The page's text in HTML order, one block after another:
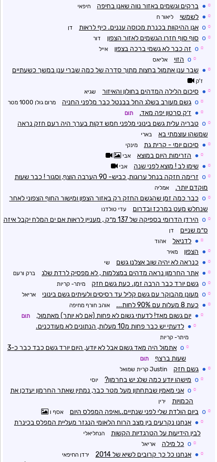
☼
● ברקים וגשמים באזור נווה שאנן בחיפה חיפאי
☼
● לשמשי ליאור ח
☼
o אגן ההיקוות בכנרת מכוסה עננים. כיף לראות דן
☼
o סוף סוף חזרו הגשמים לאזור הצפון דור
☼
o זה כבר לא גשמי ברכה בצפון אייל
☼
o הזוי אליאס
☼
● שבר ענן אתמול בחצות מתוך סדרה של כמה שברי ענן במשך כשעתיים
ז'ק
☼
● סיכום הלילה המדהים בחולון והאיזור שגיא
☼
o גשם מעורב בשלג החל בבנטל כבר מלפני החניה מרום גולן 1000 מטר
☼
● ז׳ק סרטון יפה מאד. תום
☼
o טבריה עלית גשם בינוני מלפני חמש דקות בערך היה רעם חזק נראה
שמשהו עוצמתי בא
בארי
☼
● סיכום יומי - קרית גת מינקי
☼
● הזרימות היום במוצא אבי
☼
● שימו לב ! מוצא לפני שנה אבי
☼
o
זרימה חזקה בנחל ערוגות, כביש- 90 הערבה הוצף, וסגור ! כבר שעות
מוקדם יותר.
אמליה
☼
o כבר כמה זמן שהגשם החזק רק באזור הצפון ומישור החוף הצפוני לאחר
שנחלש מעט במרכז ובדרום
עדי טולדנו
☼
o
הירדן הדרומי בספיקה של 137 מ״ק , מעניין לראות אם ים המלח יקבל איזה
ס״מ שניים
דן
☼
● לדניאל אהוד
☼
● הצפון מאיר
☼
● כנראה לא יהיה שוב אצלנו גשם שי
☼
● אתר החרמון נראה מדהים במצלמות , לא מפסיק לרדת שלג ברק ורעם
☼
o גשם יורד כבר הרבה זמן. כעת גשם חזק מיתר- קריות
☼
o מעונן מהבוקר עם גשם קליל עד רסיסים ולעיתים גשם בינוני אריאל
☼
● כעת 8 מעלות עם 90% לחות... אוהב חורף מחיפה
☼
● יום גשום מאד! לדעתי גשום לא פחות (אם לא יותר) מאתמול, תום
☼
● לדעתי יש כבר פחות מ10 מעלות, הנתונים לא מעודכנים.
מיתר- קריות
☼
o
אתמול היה מאד גשום אבל לא יודע, היום יורד גשם כבד כבר כ-3
שעות ברצף
תום
☼
● גשם חזק Justin קרית שמואל
☼
o מישהו יודע כמה שלג יש בחרמון? יוסי
☼
o אני מאמין שבתחתון מעל מטר כבר, נמתין שאתר החרמון יעדכן את
הכמויות
ירין
☼
o ביום הולדת שלי לפני שנתיים..ואיפה המפלס היום אסף ו
☼
● אנחנו נקרעים בין מצב הרוח הלאומי הנגזר מעליית המפלס בכינרת
לבין הידיעות על הטרגדיות הקשות
הנחליאלי
☼
o כל מילה אריאל
☼
● אנחנו כל כך קרובים לשיא של 2014 ירדן החיפאי